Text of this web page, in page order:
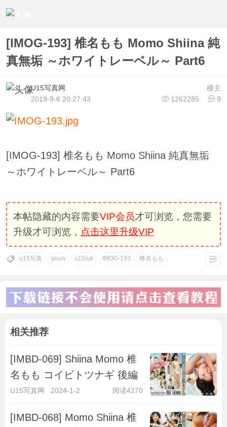
[IMOG-193] 椎名もも Momo Shiina 純
真無垢 ～ホワイトレーベル～ Part6
楼主
U15写真网
1262285
9
2019-9-6 20:27:43
[IMOG-193] 椎名もも Momo Shiina 純真無垢
～ホワイトレーベル～ Part6
本帖隐藏的内容需要VIP会员才可浏览，您需要
升级才可浏览， 点击这里升级VIP
u15写真 youiv u15loli IMOG-193 椎名もも
相关推荐
[IMBD-069] Shiina Momo 椎
名もも コイビトツナギ 後編
U15写真网 2024-1-2 阅读4270
[IMBD-068] Momo Shiina 椎